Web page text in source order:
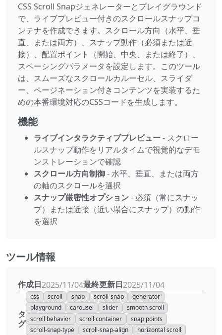
CSS Scroll Snapジェネレーターとプレイグラウンド
で、ライブプレビュー付きのスクロールスナップコ
ンテナを作成できます。スクロール方向（水平、垂
直、または両方）、スナップ動作（必須または近
接）、配置ポイント（開始、中央、または終了）、
スペーシングパラメータを設定します。このツール
は、スムーズなスクロールカルーセル、スライダ
ー、ページネーション付きコンテンツを実装するた
めの本番環境対応のCSSコードを生成します。
機能
ライブインタラクティブプレビュー- スクロー
ルスナップ動作をリアルタイムで視覚的なデモ
ンストレーションで確認
スクロール方向制御- 水平、垂直、または両方
の軸のスクロールを選択
スナップ厳密性オプション- 必須（常にスナッ
プ）または近接（近い場合にスナップ）の動作
を選択
ツール情報
作成日2025/11/04最終更新日2025/11/04
タ
グ
css scroll snap scroll-snap
generator
playground
carousel slider
smooth scroll
scroll behavior
scroll container
snap points
scroll-snap-type
scroll-snap-align
horizontal scroll